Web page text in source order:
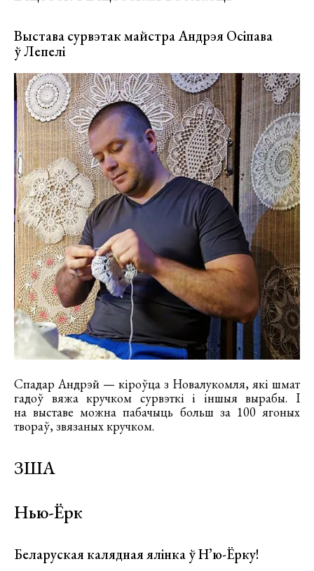
Выстава сурвэтак майстра Андрэя Осіпава
ў Лепелі
Спадар Андрэй — кіроўца з Новалукомля, які шмат
гадоў вяжа кручком сурвэткі і іншыя вырабы. І
на выставе можна пабачыць больш за 100 ягоных
твораў, звязаных кручком.
ЗША
Нью-Ёрк
Беларуская калядная ялінка ў Н’ю-Ёрку!